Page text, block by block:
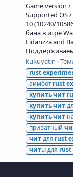
Game version /
Supported OS
10 (10240/
бана в игре
Fidanzza and
kukuyatin
rust
аимбот rust
купитьчит
купитьчит
купитьчит на
приватный
читдля rust
читы для rust